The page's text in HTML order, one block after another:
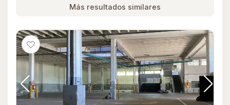
Más resultados similares